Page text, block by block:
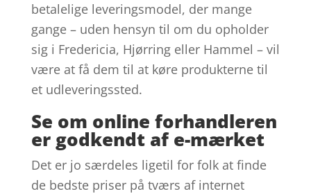
betalelige leveringsmodel, der mange
gange – uden hensyn til om du opholder
sig i Fredericia, Hjørring eller Hammel – vil
være at få dem til at køre produkterne til
et udleveringssted.
Se om online forhandleren
er godkendt af e-mærket
Det er jo særdeles ligetil for folk at finde
de bedste priser på tværs af internet